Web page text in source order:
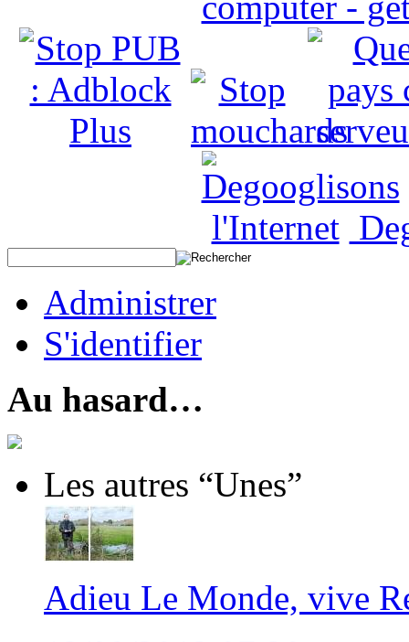
Administrer
S'identifier
Au hasard…
Les autres “Unes”
Adieu Le Monde, vive